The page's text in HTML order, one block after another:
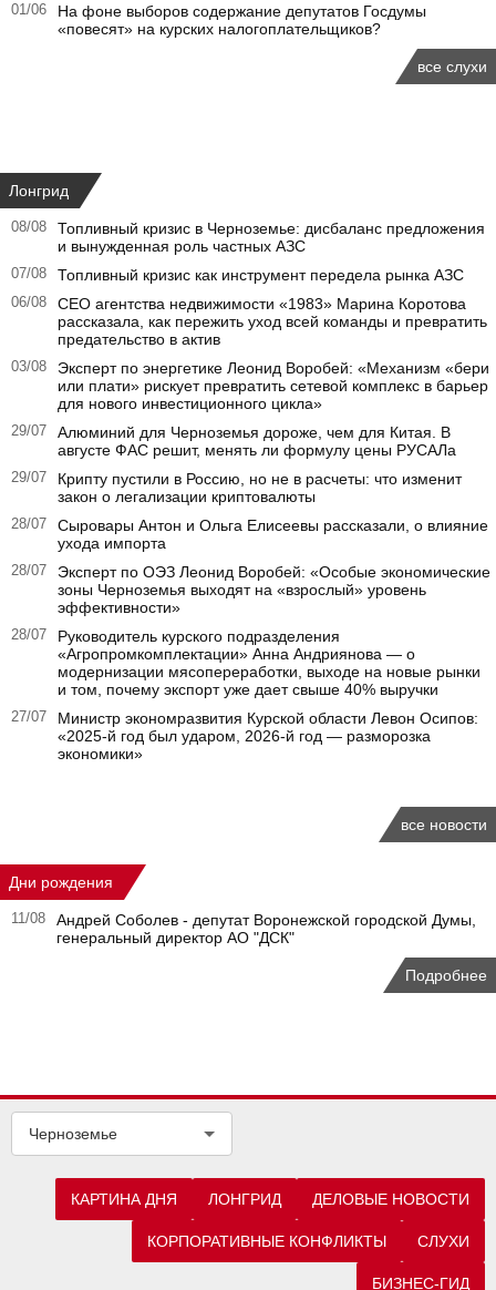
01/06
На фоне выборов содержание депутатов Госдумы
«повесят» на курских налогоплательщиков?
все слухи
Лонгрид
08/08
Топливный кризис в Черноземье: дисбаланс предложения
и вынужденная роль частных АЗС
07/08 Топливный кризис как инструмент передела рынка АЗС
06/08
CEO агентства недвижимости «1983» Марина Коротова
рассказала, как пережить уход всей команды и превратить
предательство в актив
03/08
Эксперт по энергетике Леонид Воробей: «Механизм «бери
или плати» рискует превратить сетевой комплекс в барьер
для нового инвестиционного цикла»
29/07
Алюминий для Черноземья дороже, чем для Китая. В
августе ФАС решит, менять ли формулу цены РУСАЛа
29/07
Крипту пустили в Россию, но не в расчеты: что изменит
закон о легализации криптовалюты
28/07
Сыровары Антон и Ольга Елисеевы рассказали, о влияние
ухода импорта
28/07
Эксперт по ОЭЗ Леонид Воробей: «Особые экономические
зоны Черноземья выходят на «взрослый» уровень
эффективности»
28/07
Руководитель курского подразделения
«Агропромкомплектации» Анна Андриянова — о
модернизации мясопереработки, выходе на новые рынки
и том, почему экспорт уже дает свыше 40% выручки
27/07
Министр экономразвития Курской области Левон Осипов:
«2025‑й год был ударом, 2026‑й год — разморозка
экономики»
все новости
Дни рождения
11/08
Андрей Соболев - депутат Воронежской городской Думы,
генеральный директор АО "ДСК"
Подробнее
Черноземье
КАРТИНА ДНЯ ЛОНГРИД ДЕЛОВЫЕ НОВОСТИ
КОРПОРАТИВНЫЕ КОНФЛИКТЫ СЛУХИ
БИЗНЕС-ГИД